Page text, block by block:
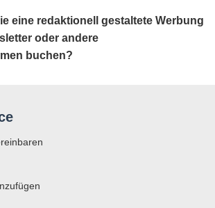
eine redaktionell gestaltete Werbung
oder andere
buchen?